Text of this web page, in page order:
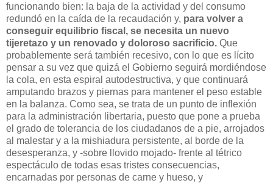
funcionando bien: la baja de la actividad y del consumo
redundó en la caída de la recaudación y, para volver a
conseguir equilibrio fiscal, se necesita un nuevo
tijeretazo y un renovado y doloroso sacrificio. Que
probablemente será también recesivo, con lo que es lícito
pensar a su vez que quizá el Gobierno seguirá mordiéndose
la cola, en esta espiral autodestructiva, y que continuará
amputando brazos y piernas para mantener el peso estable
en la balanza. Como sea, se trata de un punto de inflexión
para la administración libertaria, puesto que pone a prueba
el grado de tolerancia de los ciudadanos de a pie, arrojados
al malestar y a la mishiadura persistente, al borde de la
desesperanza, y -sobre llovido mojado- frente al tétrico
espectáculo de todas esas tristes consecuencias,
encarnadas por personas de carne y hueso, y